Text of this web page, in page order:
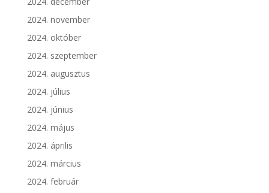
2024. november
2024. október
2024. szeptember
2024. augusztus
2024. július
2024. június
2024. május
2024. április
2024. március
2024. február